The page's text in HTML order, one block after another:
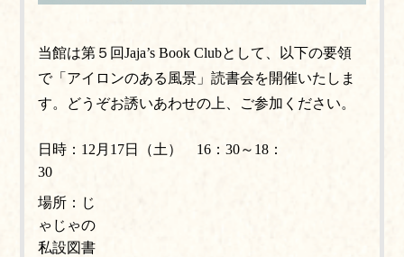
当館は第５回Jaja’s Book Clubとして、以下の要領
で「アイロンのある風景」読書会を開催いたしま
す。どうぞお誘いあわせの上、ご参加ください。
日時：12月17日（土） 16：30～18：
30
場所：じ
ゃじゃの
私設図書